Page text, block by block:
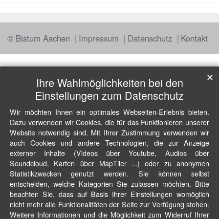
© Bistum Aachen Impressum Datenschutz Kontakt
Ihre Wahlmöglichkeiten bei den
Einstellungen zum Datenschutz
Wir möchten Ihnen ein optimales Webseiten-Erlebnis bieten.
Dazu verwenden wir Cookies, die für das Funktionieren unserer
Website notwendig sind. Mit Ihrer Zustimmung verwenden wir
auch Cookies und andere Technologien, die zur Anzeige
externer Inhalte (Videos über Youtube, Audios über
Soundcloud, Karten über MapTiler ...) oder zu anonymen
Statistikzwecken genutzt werden. Sie können selbst
entscheiden, welche Kategorien Sie zulassen möchten. Bitte
beachten Sie, dass auf Basis Ihrer Einstellungen womöglich
nicht mehr alle Funktionalitäten der Seite zur Verfügung stehen.
Weitere Informationen und die Möglichkeit zum Widerruf Ihrer
✕